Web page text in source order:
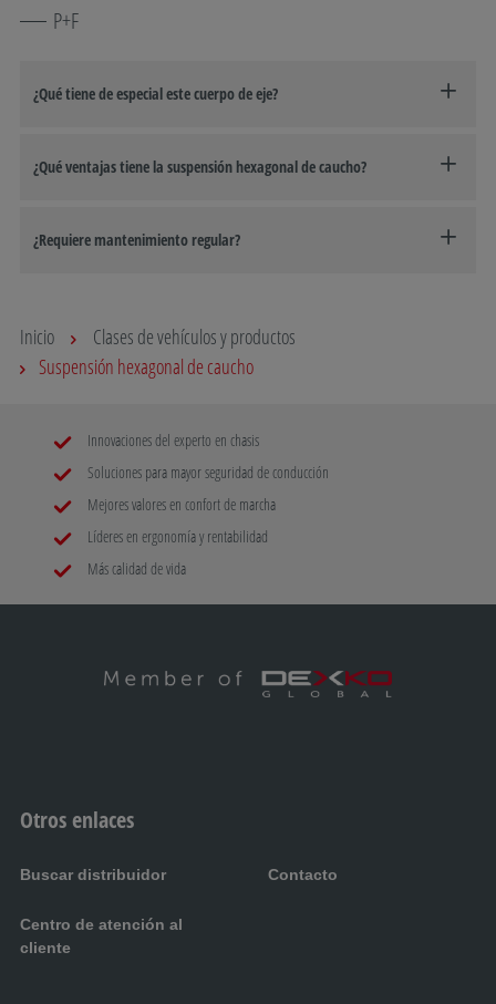
P+F
¿Qué tiene de especial este cuerpo de eje?
¿Qué ventajas tiene la suspensión hexagonal de caucho?
¿Requiere mantenimiento regular?
Inicio
Clases de vehículos y productos
Suspensión hexagonal de caucho
Innovaciones del experto en chasis
Soluciones para mayor seguridad de conducción
Mejores valores en confort de marcha
Líderes en ergonomía y rentabilidad
Más calidad de vida
Otros enlaces
Buscar distribuidor Contacto
Centro de atención al
cliente